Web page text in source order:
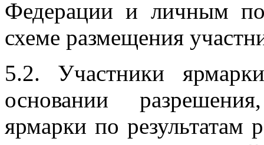
Федерации и личным
схеме размещения
5.2. Участники
основании
ярмарки по результатам